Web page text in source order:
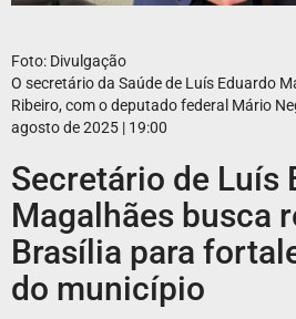
Foto: Divulgação
O secretário da Saúde de Luís Eduardo
Ribeiro, com o deputado federal Mário
agosto de 2025 | 19:00
Secretário de Luís
Magalhães busca
Brasília para
do município